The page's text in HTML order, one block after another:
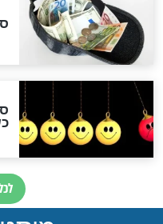
"לפני
האמונה"
האם
אפשר